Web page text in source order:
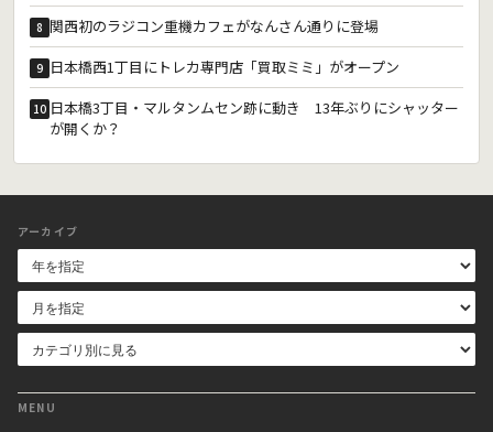
8 関西初のラジコン重機カフェがなんさん通りに登場
9 日本橋西1丁目にトレカ専門店「買取ミミ」がオープン
10 日本橋3丁目・マルタンムセン跡に動き 13年ぶりにシャッター
が開くか？
アーカイブ
MENU